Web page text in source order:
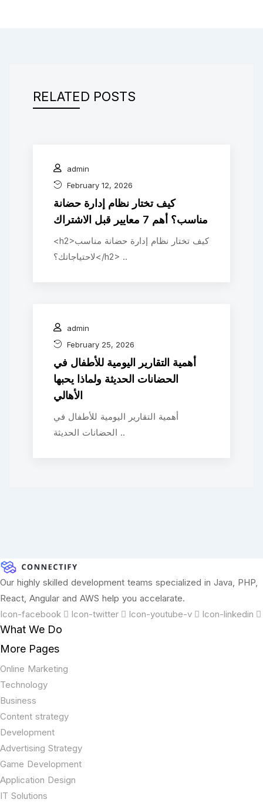
RELATED POSTS
admin
February 12, 2026
كيف تختار نظام إدارة حضانة
مناسب؟ أهم 7 معايير قبل الاشتراك
<h2>كيف تختار نظام إدارة حضانة مناسب
لاحتياجاتك؟</h2> ..
admin
February 25, 2026
أهمية التقارير اليومية للأطفال في
الحضانات الحديثة ولماذا يحبها
الأهالي
أهمية التقارير اليومية للأطفال في
الحضانات الحديثة ..
Our highly skilled development teams specialized in Java, PHP,
React, Angular and AWS help you accelarate.
Icon-facebook
Icon-twitter Icon-youtube-v Icon-linkedin
What We Do
More Pages
Online Marketing
Technology
Business
Content strategy
Development
Advertising Strategy
Game Development
Application Design
IT Solutions